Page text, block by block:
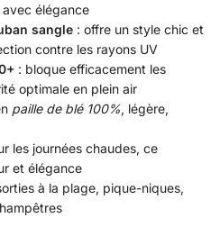
élégance
sangle : offre un style chic et
contre les rayons UV
: bloque efficacement les
optimale en plein air
paille de blé 100%, légère,
les journées chaudes, ce
et élégance
à la plage, pique-niques,